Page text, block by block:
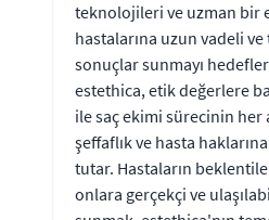
teknolojileri ve uzman bir
hastalarına uzun vadeli
sonuçlar sunmayı
estethica, etik değerlere
ile saç ekimi sürecinin her
şeffaflık ve hasta
tutar. Hastaların
onlara gerçekçi ve